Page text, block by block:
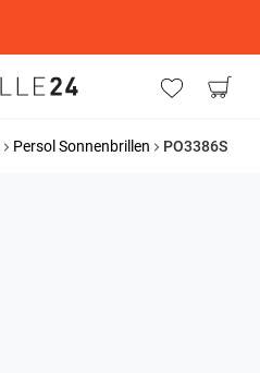
Persol Sonnenbrillen PO3386S